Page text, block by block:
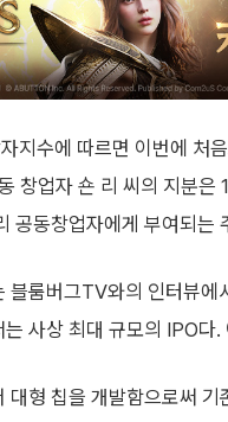
지수에 따르면 이번에 처
창업자 숀 리 씨의 지분
공동창업자에게 부여되
블룸버그TV와의 인터뷰에
사상 최대 규모의 IPO다
대형 칩을 개발함으로써